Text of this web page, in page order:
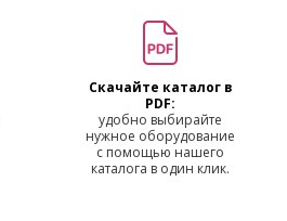
Скачайте каталог в
PDF:
удобно выбирайте
нужное оборудование
с помощью нашего
каталога в один клик.